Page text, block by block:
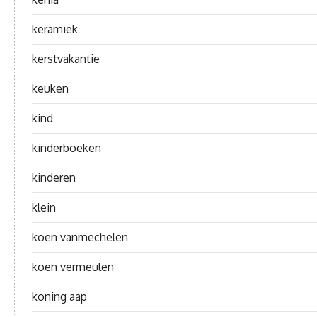
keramiek
kerstvakantie
keuken
kind
kinderboeken
kinderen
klein
koen vanmechelen
koen vermeulen
koning aap